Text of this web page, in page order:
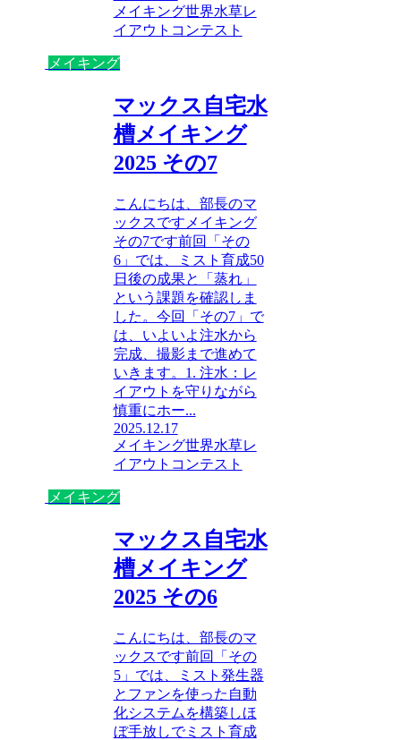
メイキング世界水草レ
イアウトコンテスト
メイキング
マックス自宅水
槽メイキング
2025 その7
こんにちは、部長のマ
ックスですメイキング
その7です前回「その
6」では、ミスト育成50
日後の成果と「蒸れ」
という課題を確認しま
した。今回「その7」で
は、いよいよ注水から
完成、撮影まで進めて
いきます。1. 注水：レ
イアウトを守りながら
慎重にホー...
2025.12.17
メイキング世界水草レ
イアウトコンテスト
メイキング
マックス自宅水
槽メイキング
2025 その6
こんにちは、部長のマ
ックスです前回「その
5」では、ミスト発生器
とファンを使った自動
化システムを構築しほ
ぼ手放しでミスト育成